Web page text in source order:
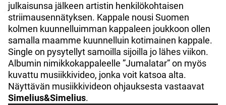
julkaisunsa jälkeen artistin henkilökohtaisen
striimausennätyksen. Kappale nousi Suomen
kolmen kuunnelluimman kappaleen joukkoon ollen
samalla maamme kuunnelluin kotimainen kappale.
Single on pysytellyt samoilla sijoilla jo lähes viikon.
Albumin nimikkokappaleelle ”Jumalatar” on myös
kuvattu musiikkivideo, jonka voit katsoa alta.
Näyttävän musiikkivideon ohjauksesta vastaavat
Simelius&Simelius.